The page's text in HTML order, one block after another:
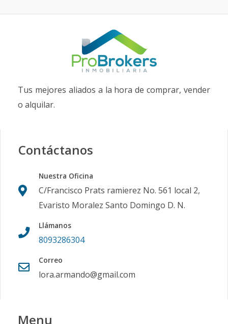
Tus mejores aliados a la hora de comprar, vender
o alquilar.
Contáctanos
Nuestra Oficina
C/Francisco Prats ramierez No. 561 local 2,
Evaristo Moralez Santo Domingo D. N.
Llámanos
8093286304
Correo
lora.armando@gmail.com
Menu